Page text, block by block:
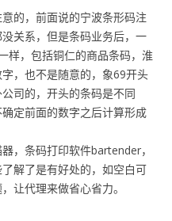
的，前面说的宁波条形码注
关系，但是条码业务后，一
样，包括铜仁的商品条码，淮
，也不是随意的，象69开头
司的，开头的条码是不同
定前面的数字之后计算形成
，条码打印软件bartender，
解了是有好处的，如空白可
让代理来做省心省力。